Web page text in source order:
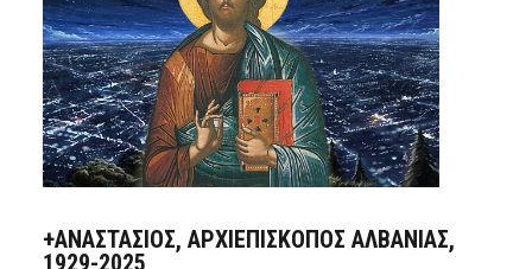
+ΑΝΑΣΤΆΣΙΟΣ, ΑΡΧΙΕΠΊΣΚΟΠΟΣ ΑΛΒΑΝΊΑΣ,
1929-2025